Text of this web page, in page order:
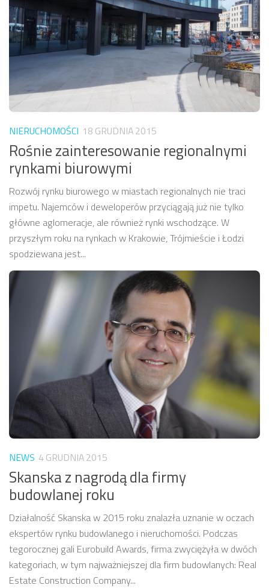
NIERUCHOMOŚCI 18 GRUDNIA 2015
Rośnie zainteresowanie regionalnymi
rynkami biurowymi
Rozwój rynku biurowego w miastach regionalnych nie traci
impetu. Najemców i deweloperów przyciągają już nie tylko
główne aglomeracje, ale również rynki wschodzące. W
przyszłym roku na rynkach w Krakowie, Trójmieście i Łodzi
spodziewana jest...
NEWS 4 GRUDNIA 2015
Skanska z nagrodą dla firmy
budowlanej roku
Działalność Skanska w 2015 roku znalazła uznanie w oczach
ekspertów rynku budowlanego i nieruchomości. Podczas
tegorocznej gali Eurobuild Awards, firma zwyciężyła w dwóch
kategoriach, w tym najważniejszej dla firm budowlanych: Real
Estate Construction Company...